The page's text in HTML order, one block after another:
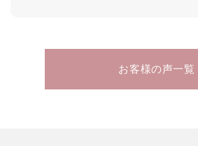
お客様の声一覧